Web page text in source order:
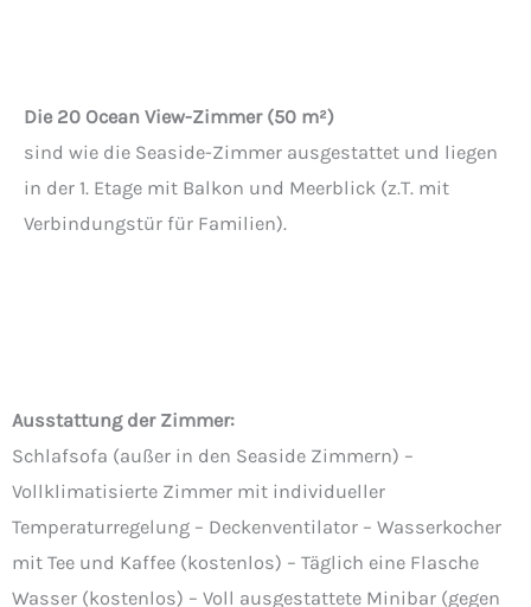
Die 20 Ocean View-Zimmer (50 m²)
sind wie die Seaside-Zimmer ausgestattet und liegen
in der 1. Etage mit Balkon und Meerblick (z.T. mit
Verbindungstür für Familien).
Ausstattung der Zimmer:
Schlafsofa (außer in den Seaside Zimmern) –
Vollklimatisierte Zimmer mit individueller
Temperaturregelung – Deckenventilator – Wasserkocher
mit Tee und Kaffee (kostenlos) – Täglich eine Flasche
Wasser (kostenlos) – Voll ausgestattete Minibar (gegen